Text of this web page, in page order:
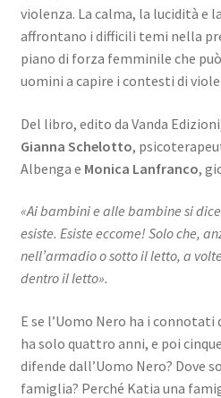
violenza. La calma, la lucidità e
affrontano i difficili temi nella
piano di forza femminile che
uomini a capire i contesti di
Del libro, edito da Vanda
Gianna Schelotto,
Albenga e Monica Lanfranco,
«Ai bambini e alle bambine si dice
esiste. Esiste eccome! Solo che,
nell’armadio o sotto il letto, a
dentro il letto».
E se l’Uomo Nero ha i connotati
ha solo quattro anni, e poi
difende dall’Uomo Nero? Dove
famiglia? Perché Katia una